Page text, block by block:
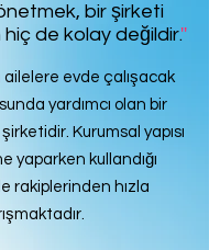
bir şirketi
de kolay değildir.''
ailelere evde çalışacak
yardımcı olan bir
Kurumsal yapısı
yaparken kullandığı
rakiplerinden hızla